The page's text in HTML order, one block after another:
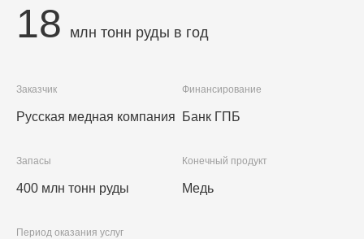
18 млн тонн руды в год
Русская медная компания
Заказчик
Банк ГПБ
Финансирование
400 млн тонн руды
Запасы
Медь
Конечный продукт
Период оказания услуг